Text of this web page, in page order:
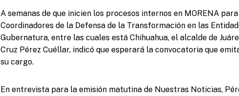
A semanas de que inicien los procesos internos en MORENA
Coordinadores de la Defensa de la Transformación en las
Gubernatura, entre las cuales está Chihuahua, el alcalde de
Cruz Pérez Cuéllar, indicó que esperará la convocatoria que
su cargo.
En entrevista para la emisión matutina de Nuestras Noticias,